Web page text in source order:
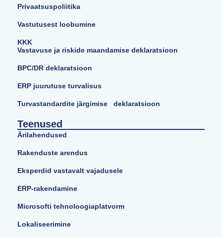
Privaatsuspoliitika
Vastutusest loobumine
KKK
Vastavuse ja riskide maandamise deklaratsioon
BPC/DR deklaratsioon
ERP juurutuse turvalisus
Turvastandardite järgimise deklaratsioon
Teenused
Ärilahendused
Rakenduste arendus
Eksperdid vastavalt vajadusele
ERP-rakendamine
Microsofti tehnoloogiaplatvorm
Lokaliseerimine